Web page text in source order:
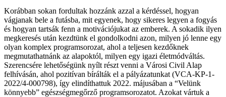
Korábban sokan fordultak hozzánk azzal a kérdéssel, hogyan
vágjanak bele a futásba, mit egyenek, hogy sikeres legyen a fogyás
és hogyan tartsák fenn a motivációjukat az emberek. A sokadik ilyen
megkeresés után kezdtünk el gondolkodni azon, milyen jó lenne egy
olyan komplex programsorozat, ahol a teljesen kezdőknek
megmutathatnánk az alapoktól, milyen egy igazi életmódváltás.
Szerencsére lehetőségünk nyílt részt venni a Városi Civil Alap
felhívásán, ahol pozitívan bírálták el a pályázatunkat (VCA-KP-1-
2022/4-000798), így elindíthattuk 2022. májusában a “Velünk
könnyebb” egészségmegőrző programsorozatot. Azokat vártuk a